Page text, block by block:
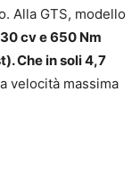
Alla GTS, modello
cv e 650 Nm
Che in soli 4,7
velocità massima